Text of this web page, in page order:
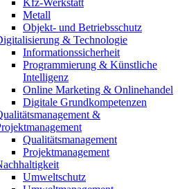
Metall
Objekt- und Betriebsschutz
& Technologie
Informationssicherheit
Programmierung & Künstliche
Intelligenz
Online Marketing & Onlinehandel
Digitale Grundkompetenzen
&
Qualitätsmanagement
Projektmanagement
Umweltschutz